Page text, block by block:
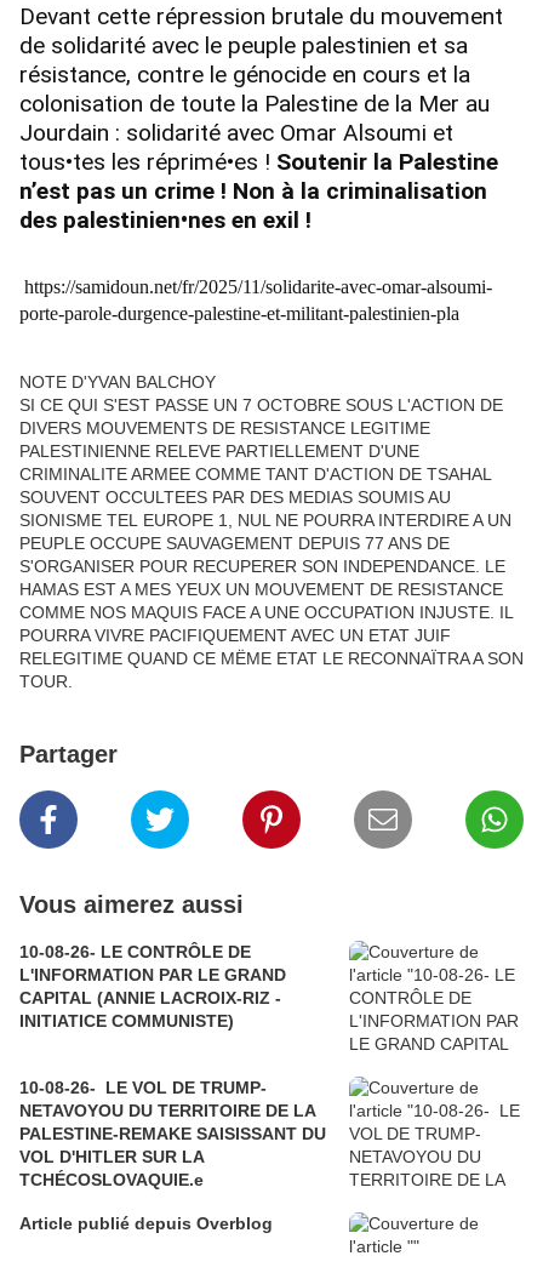
Devant cette répression brutale du mouvement
de solidarité avec le peuple palestinien et sa
résistance, contre le génocide en cours et la
colonisation de toute la Palestine de la Mer au
Jourdain : solidarité avec Omar Alsoumi et
tous•tes les réprimé•es ! Soutenir la Palestine
n’est pas un crime ! Non à la criminalisation
des palestinien•nes en exil !
https://samidoun.net/fr/2025/11/solidarite-avec-omar-alsoumi-
porte-parole-durgence-palestine-et-militant-palestinien-pla
NOTE D'YVAN BALCHOY
SI CE QUI S'EST PASSE UN 7 OCTOBRE SOUS L'ACTION DE
DIVERS MOUVEMENTS DE RESISTANCE LEGITIME
PALESTINIENNE RELEVE PARTIELLEMENT D'UNE
CRIMINALITE ARMEE COMME TANT D'ACTION DE TSAHAL
SOUVENT OCCULTEES PAR DES MEDIAS SOUMIS AU
SIONISME TEL EUROPE 1, NUL NE POURRA INTERDIRE A UN
PEUPLE OCCUPE SAUVAGEMENT DEPUIS 77 ANS DE
S'ORGANISER POUR RECUPERER SON INDEPENDANCE. LE
HAMAS EST A MES YEUX UN MOUVEMENT DE RESISTANCE
COMME NOS MAQUIS FACE A UNE OCCUPATION INJUSTE. IL
POURRA VIVRE PACIFIQUEMENT AVEC UN ETAT JUIF
RELEGITIME QUAND CE MËME ETAT LE RECONNAÏTRA A SON
TOUR.
Partager
Vous aimerez aussi
10-08-26- LE CONTRÔLE DE
L'INFORMATION PAR LE GRAND
CAPITAL (ANNIE LACROIX-RIZ -
INITIATICE COMMUNISTE)
10-08-26- LE VOL DE TRUMP-
NETAVOYOU DU TERRITOIRE DE LA
PALESTINE-REMAKE SAISISSANT DU
VOL D'HITLER SUR LA
TCHÉCOSLOVAQUIE.e
Article publié depuis Overblog